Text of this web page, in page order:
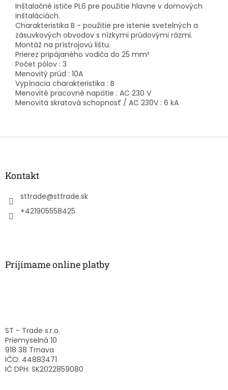
Inštalačné ističe PL6 pre použitie hlavne v domových
inštaláciách.
Charakteristika B - použitie pre istenie svetelných a
zásuvkových obvodov s nízkymi prúdovými rázmi.
Montáž na prístrojovú lištu.
Prierez pripájaného vodiča do 25 mm²
Počet pólov : 3
Menovitý prúd : 10A
Vypínacia charakteristika : B
Menovité pracovné napätie : AC 230 V
Menovitá skratová schopnosť / AC 230V : 6 kA
Z
Kontakt
sttrade@sttrade.sk
+421905558425
Prijímame online platby
ST - Trade s.r.o.
Priemyselná 10
918 38 Trnava
IČO: 44883471
IČ DPH: SK2022859080